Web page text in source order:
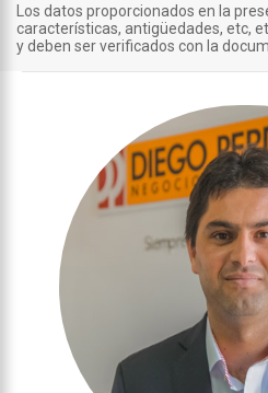
Los datos proporcionados en la
características, antigüedades, etc,
y deben ser verificados con la